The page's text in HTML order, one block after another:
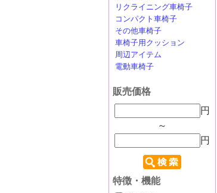
リクライニング車椅子
コンパクト車椅子
その他車椅子
車椅子用クッション
周辺アイテム
電動車椅子
販売価格
円
～
円
特徴・機能